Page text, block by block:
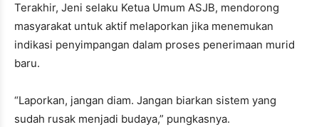
Terakhir, Jeni selaku Ketua Umum ASJB, mendorong
masyarakat untuk aktif melaporkan jika menemukan
indikasi penyimpangan dalam proses penerimaan murid
baru.
“Laporkan, jangan diam. Jangan biarkan sistem yang
sudah rusak menjadi budaya,” pungkasnya.